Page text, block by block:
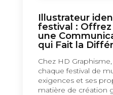
Illustrateur
festival :
une
qui Fait la
Chez HD
chaque festival de
exigences et ses
matière de création